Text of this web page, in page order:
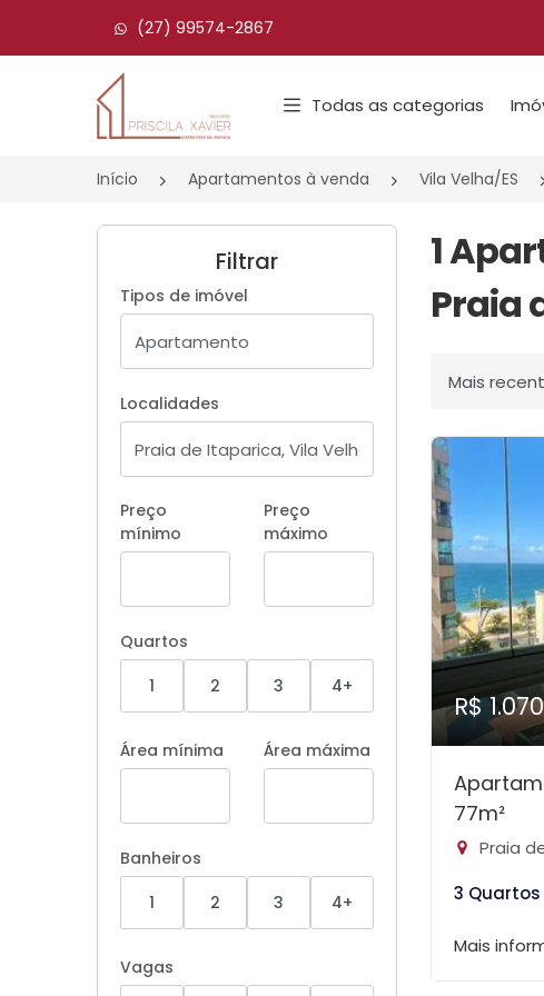
(27) 99574-2867
Página inicial
Todas as categorias
Início Apartamentos à venda Vila Velha/ES
Filtrar
Tipos de imóvel
Localidades
Preço
mínimo
Preço
máximo
Quartos
1
2 3 4+
Área mínima Área máxima
Banheiros
1
2 3 4+
Vagas
1
Praia
Ordenar por
R$
77m²
Praia
3 Quartos
Mais